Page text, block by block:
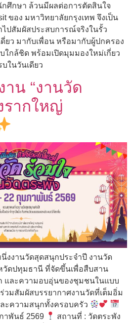
ศึกษา ล้วนมีผลต่อการตัดสินใจ
ของ มหาวิทยาลัยกรุงเทพ จึงเป็น
ไปสัมผัสประสบการณ์จริงในรั้ว
ยว มากับเพื่อน หรือมากับผู้ปกครอง
ใกล้ชิด พร้อมเปิดมุมมองใหม่เกี่ยว
ในวันเดียว
าน “งานวัด
รากใหญ่
งงานวัดสุดสนุกประจำปี งานวัด
วัดปทุมธานี ที่จัดขึ้นเพื่อสืบสาน
และความอบอุ่นของชุมชนในแบบ
วมสัมผัสบรรยากาศงานวัดที่เต็มอิ่ม
ะความสนุกทั้งครอบครัว
าพันธ์ 2569
สถานที่ : วัดตระพัง